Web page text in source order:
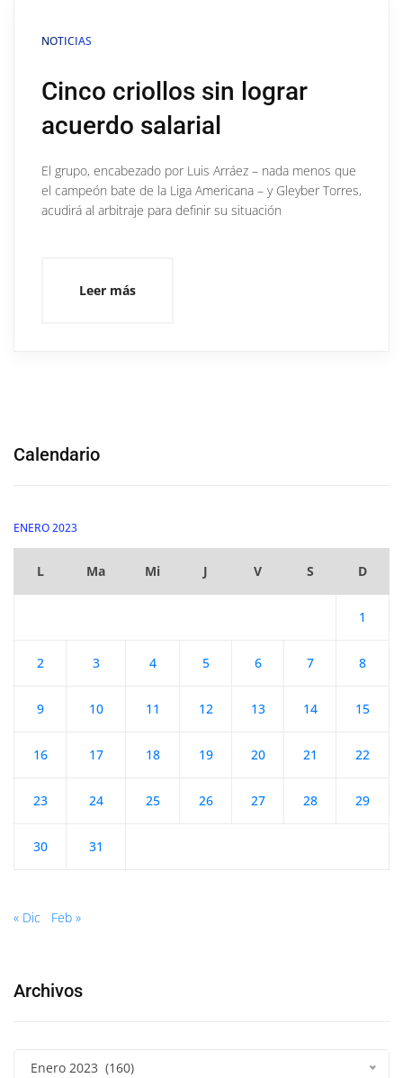
NOTICIAS
Cinco criollos sin lograr
acuerdo salarial
El grupo, encabezado por Luis Arráez – nada menos que
el campeón bate de la Liga Americana – y Gleyber Torres,
acudirá al arbitraje para definir su situación
Leer más
Calendario
ENERO 2023
L Ma Mi J V S D
1
2 3 4 5 6 7 8
9 10 11 12 13 14 15
16 17 18 19 20 21 22
23 24 25 26 27 28 29
30 31
« Dic Feb »
Archivos
Enero 2023 (160)